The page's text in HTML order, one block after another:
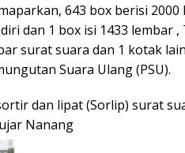
643 box berisi
dan 1 box isi 1433 lembar
surat suara dan 1 kotak
Suara Ulang (PSU).
dan lipat (Sorlip) surat
Nanang